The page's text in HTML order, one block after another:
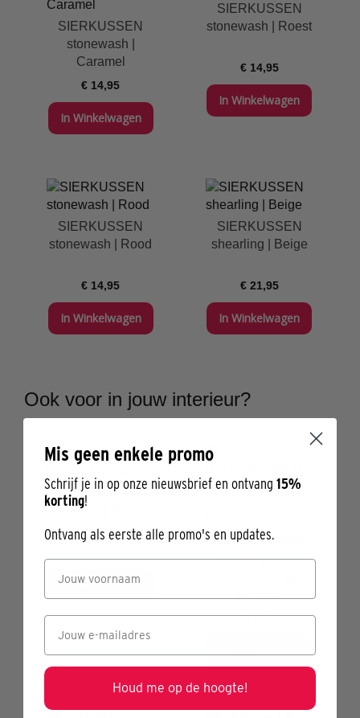
SIERKUSSEN
stonewash |
Caramel
€ 14,95
In Winkelwagen
SIERKUSSEN
stonewash | Roest
€ 14,95
In Winkelwagen
SIERKUSSEN
stonewash | Rood
€ 14,95
In Winkelwagen
SIERKUSSEN
shearling | Beige
€ 21,95
In Winkelwagen
Ook voor in jouw interieur?
SIERKUSSEN
fluweel | Roze
In Winkelwagen
STOELKUSSEN
katoen | Stripe
€ 7,95
Mis geen enkele promo
Schrijf je in op onze nieuwsbrief en ontvang 15%
korting!
Ontvang als eerste alle promo's en updates.
Houd me op de hoogte!